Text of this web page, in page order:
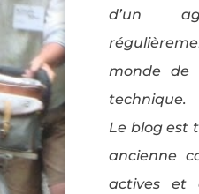
d’un
monde de
technique.
Le blog est
ancienne
actives